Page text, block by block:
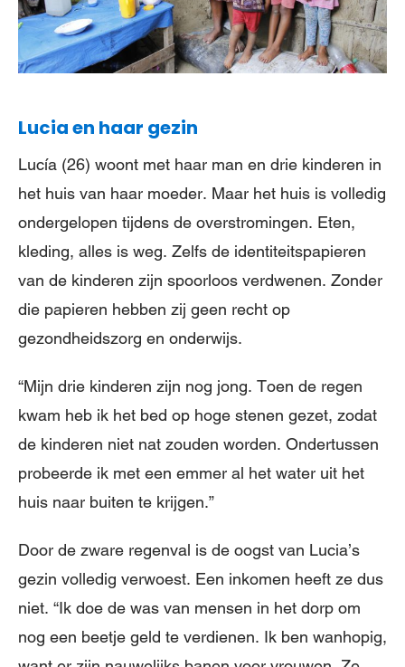
Lucia en haar gezin
Lucía (26) woont met haar man en drie kinderen in
het huis van haar moeder. Maar het huis is volledig
ondergelopen tijdens de overstromingen. Eten,
kleding, alles is weg. Zelfs de identiteitspapieren
van de kinderen zijn spoorloos verdwenen. Zonder
die papieren hebben zij geen recht op
gezondheidszorg en onderwijs.
“Mijn drie kinderen zijn nog jong. Toen de regen
kwam heb ik het bed op hoge stenen gezet, zodat
de kinderen niet nat zouden worden. Ondertussen
probeerde ik met een emmer al het water uit het
huis naar buiten te krijgen.”
Door de zware regenval is de oogst van Lucia’s
gezin volledig verwoest. Een inkomen heeft ze dus
niet. “Ik doe de was van mensen in het dorp om
nog een beetje geld te verdienen. Ik ben wanhopig,